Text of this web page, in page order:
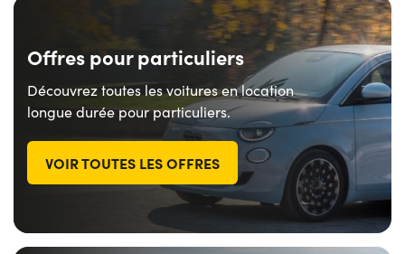
Offres pour particuliers
Découvrez toutes les voitures en location
longue durée pour particuliers.
VOIR TOUTES LES OFFRES